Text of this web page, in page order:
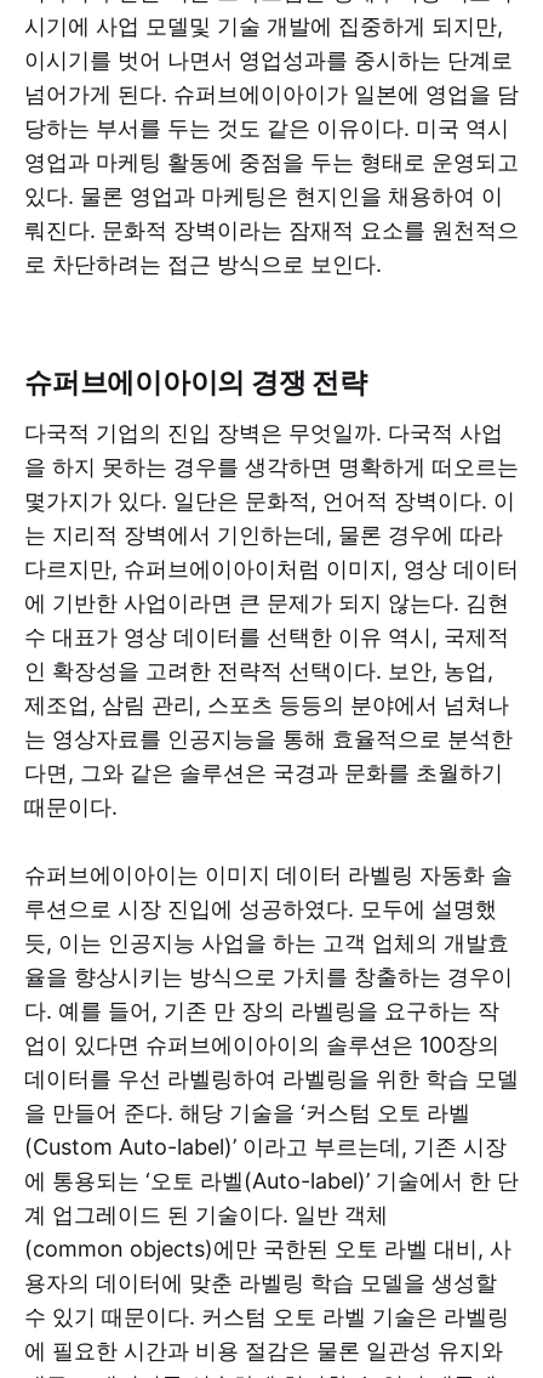
시기에 사업 모델및 기술 개발에 집중하게 되지만,
이시기를 벗어 나면서 영업성과를 중시하는 단계로
넘어가게 된다. 슈퍼브에이아이가 일본에 영업을 담
당하는 부서를 두는 것도 같은 이유이다. 미국 역시
영업과 마케팅 활동에 중점을 두는 형태로 운영되고
있다. 물론 영업과 마케팅은 현지인을 채용하여 이
뤄진다. 문화적 장벽이라는 잠재적 요소를 원천적으
로 차단하려는 접근 방식으로 보인다.
슈퍼브에이아이의 경쟁 전략
다국적 기업의 진입 장벽은 무엇일까. 다국적 사업
을 하지 못하는 경우를 생각하면 명확하게 떠오르는
몇가지가 있다. 일단은 문화적, 언어적 장벽이다. 이
는 지리적 장벽에서 기인하는데, 물론 경우에 따라
다르지만, 슈퍼브에이아이처럼 이미지, 영상 데이터
에 기반한 사업이라면 큰 문제가 되지 않는다. 김현
수 대표가 영상 데이터를 선택한 이유 역시, 국제적
인 확장성을 고려한 전략적 선택이다. 보안, 농업,
제조업, 삼림 관리, 스포츠 등등의 분야에서 넘쳐나
는 영상자료를 인공지능을 통해 효율적으로 분석한
다면, 그와 같은 솔루션은 국경과 문화를 초월하기
때문이다.
슈퍼브에이아이는 이미지 데이터 라벨링 자동화 솔
루션으로 시장 진입에 성공하였다. 모두에 설명했
듯, 이는 인공지능 사업을 하는 고객 업체의 개발효
율을 향상시키는 방식으로 가치를 창출하는 경우이
다. 예를 들어, 기존 만 장의 라벨링을 요구하는 작
업이 있다면 슈퍼브에이아이의 솔루션은 100장의
데이터를 우선 라벨링하여 라벨링을 위한 학습 모델
을 만들어 준다. 해당 기술을 ‘커스텀 오토 라벨
(Custom Auto-label)’ 이라고 부르는데, 기존 시장
에 통용되는 ‘오토 라벨(Auto-label)’ 기술에서 한 단
계 업그레이드 된 기술이다. 일반 객체
(common objects)에만 국한된 오토 라벨 대비, 사
용자의 데이터에 맞춘 라벨링 학습 모델을 생성할
수 있기 때문이다. 커스텀 오토 라벨 기술은 라벨링
에 필요한 시간과 비용 절감은 물론 일관성 유지와